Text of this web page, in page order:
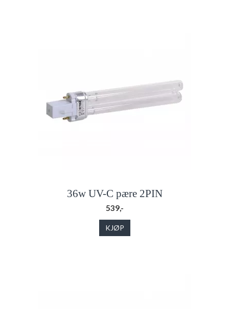
36w UV-C pære 2PIN
539,-
KJØP